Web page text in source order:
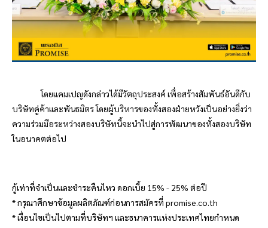
โดยแคมเปญดังกล่าวได้มีวัตถุประสงค์ เพื่อสร้างสัมพันธ์อันดีกับ
บริษัทคู่ค้าและพันธมิตร โดยผู้บริหารของทั้งสองฝ่ายหวังเป็นอย่างยิ่งว่า
ความร่วมมือระหว่างสองบริษัทนี้จะนำไปสู่การพัฒนาของทั้งสองบริษัท
ในอนาคตต่อไป
กู้เท่าที่จำเป็นและชำระคืนไหว ดอกเบี้ย 15% - 25% ต่อปี
*กรุณาศึกษาข้อมูลผลิตภัณฑ์ก่อนการสมัครที่ promise.co.th
*เงื่อนไขเป็นไปตามที่บริษัทฯ และธนาคารแห่งประเทศไทยกำหนด